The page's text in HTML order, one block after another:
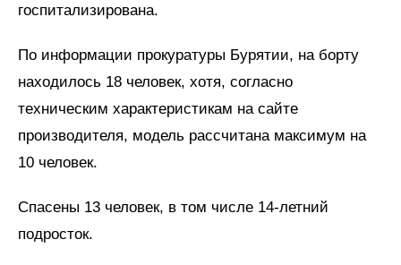
госпитализирована.
По информации прокуратуры Бурятии, на борту
находилось 18 человек, хотя, согласно
техническим характеристикам на сайте
производителя, модель рассчитана максимум на
10 человек.
Спасены 13 человек, в том числе 14-летний
подросток.